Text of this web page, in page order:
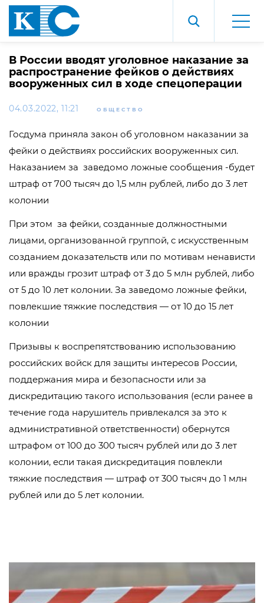
В России вводят уголовное наказание за
распространение фейков о действиях
вооруженных сил в ходе спецоперации
04.03.2022, 11:21 ОБЩЕСТВО
Госдума приняла закон об уголовном наказании за
фейки о действиях российских вооруженных сил.
Наказанием за заведомо ложные сообщения -будет
штраф от 700 тысяч до 1,5 млн рублей, либо до 3 лет
колонии
При этом за фейки, созданные должностными
лицами, организованной группой, с искусственным
созданием доказательств или по мотивам ненависти
или вражды грозит штраф от 3 до 5 млн рублей, либо
от 5 до 10 лет колонии. За заведомо ложные фейки,
повлекшие тяжкие последствия — от 10 до 15 лет
колонии
Призывы к воспрепятствованию использованию
российских войск для защиты интересов России,
поддержания мира и безопасности или за
дискредитацию такого использования (если ранее в
течение года нарушитель привлекался за это к
административной ответственности) обернутся
штрафом от 100 до 300 тысяч рублей или до 3 лет
колонии, если такая дискредитация повлекли
тяжкие последствия — штраф от 300 тысяч до 1 млн
рублей или до 5 лет колонии.